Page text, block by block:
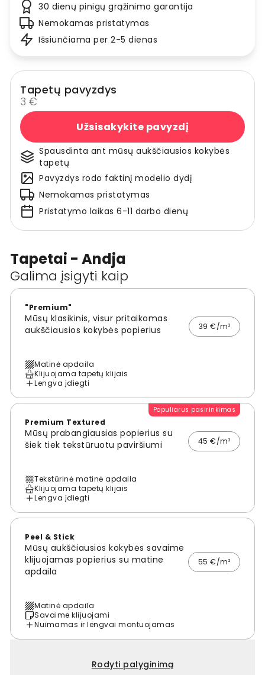
Tapetai - Andja
Galima įsigyti kaip
"Premium"
Mūsų klasikinis, visur pritaikomas
aukščiausios kokybės popierius
39 €/m²
Matinė apdaila
Klijuojama tapetų klijais
Lengva įdiegti
Populiarus pasirinkimas
Premium Textured
Mūsų prabangiausias popierius su
šiek tiek tekstūruotu paviršiumi
45 €/m²
Tekstūrinė matinė apdaila
Klijuojama tapetų klijais
Lengva įdiegti
Peel & Stick
Mūsų aukščiausios kokybės savaime
klijuojamas popierius su matine
apdaila
55 €/m²
Matinė apdaila
Savaime klijuojami
Nuimamas ir lengvai montuojamas
Rodyti palyginimą
30 dienų pinigų grąžinimo garantija
Nemokamas pristatymas
Išsiunčiama per 2-5 dienas
Tapetų pavyzdys
3 €
Užsisakykite pavyzdį
Spausdinta ant mūsų aukščiausios kokybės
tapetų
Pavyzdys rodo faktinį modelio dydį
Nemokamas pristatymas
Pristatymo laikas 6-11 darbo dienų